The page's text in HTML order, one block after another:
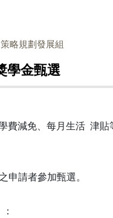
略規劃發展組
學金甄選
減免、每月生活 津貼
請者參加甄選。